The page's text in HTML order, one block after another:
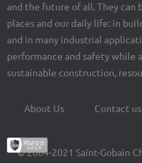
and the future of all. They can
places and our daily life: in
and in many industrial
performance and safety while
sustainable construction,
Footer
menu
About Us Contact us
© 2004-2021 Saint-Gobain